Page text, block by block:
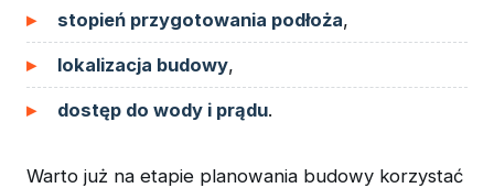
stopień przygotowania podłoża,
lokalizacja budowy,
dostęp do wody i prądu.
Warto już na etapie planowania budowy korzystać